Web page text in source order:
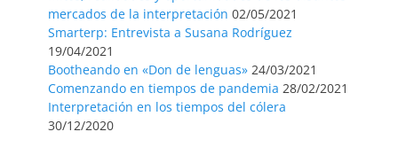
mercados de la interpretación 02/05/2021
Smarterp: Entrevista a Susana Rodríguez
19/04/2021
Bootheando en «Don de lenguas» 24/03/2021
Comenzando en tiempos de pandemia 28/02/2021
Interpretación en los tiempos del cólera
30/12/2020